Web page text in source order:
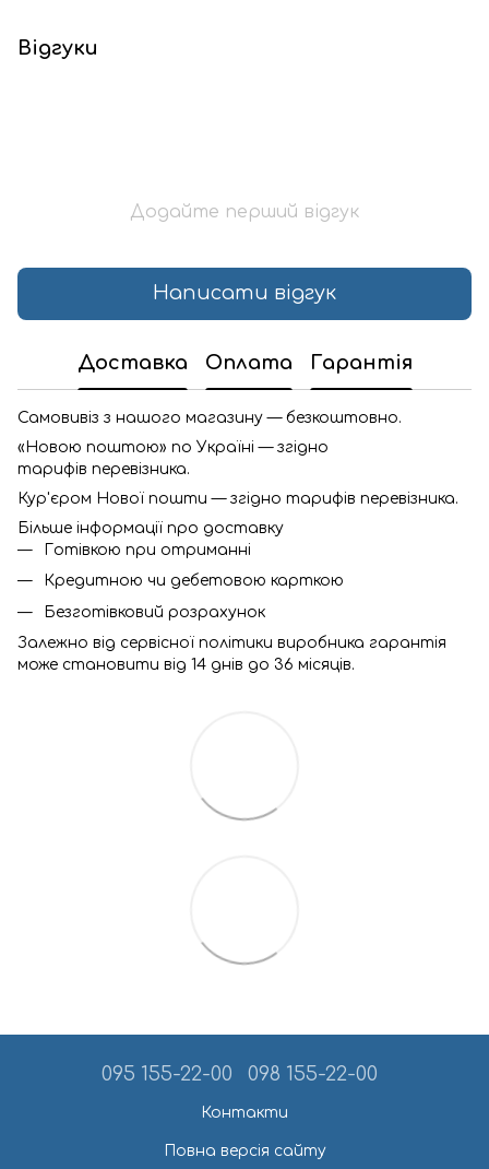
Відгуки
Додайте перший відгук
Написати відгук
Доставка Оплата Гарантія
Самовивіз з нашого магазину — безкоштовно.
«Новою поштою» по Україні — згідно
тарифів перевізника.
Кур'єром Нової пошти — згідно тарифів перевізника.
Більше інформації про доставку
Готівкою при отриманні
Кредитною чи дебетовою карткою
Безготівковий розрахунок
Залежно від сервісної політики виробника гарантія
може становити від 14 днів до 36 місяців.
095 155-22-00 098 155-22-00
Контакти
Повна версія сайту